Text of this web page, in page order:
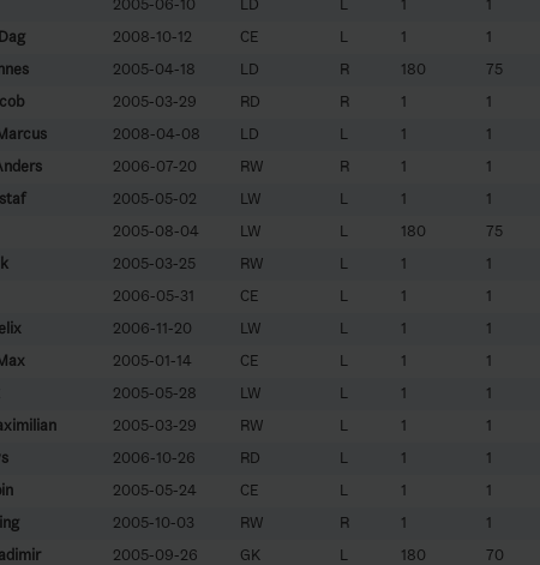
2008-10-12 CE L 1 1
2005-04-18 LD R 180 75
2005-03-29 RD R 1 1
2008-04-08 LD L 1 1
2006-07-20 RW R 1 1
2005-05-02 LW L 1 1
2005-08-04 LW L 180 75
2005-03-25 RW L 1 1
2006-05-31 CE L 1 1
2006-11-20 LW L 1 1
2005-01-14 CE L 1 1
2005-05-28 LW L 1 1
2005-03-29 RW L 1 1
2006-10-26 RD L 1 1
2005-05-24 CE L 1 1
2005-10-03 RW R 1 1
2005-09-26 GK L 180 70